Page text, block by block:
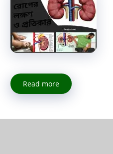
Read more